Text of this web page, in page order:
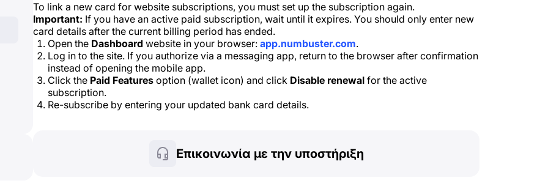
To link a new card for website subscriptions, you must set up the subscription again.
Important: If you have an active paid subscription, wait until it expires. You should only enter new
card details after the current billing period has ended.
Open the Dashboard website in your browser: app.numbuster.com.
Log in to the site. If you authorize via a messaging app, return to the browser after confirmation
instead of opening the mobile app.
Click the Paid Features option (wallet icon) and click Disable renewal for the active
subscription.
Re-subscribe by entering your updated bank card details.
Επικοινωνία με την υποστήριξη